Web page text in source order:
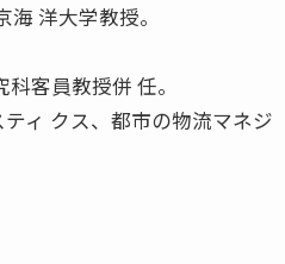
洋大学教授。
客員教授併 任。
ィ クス、都市の物流マネジ